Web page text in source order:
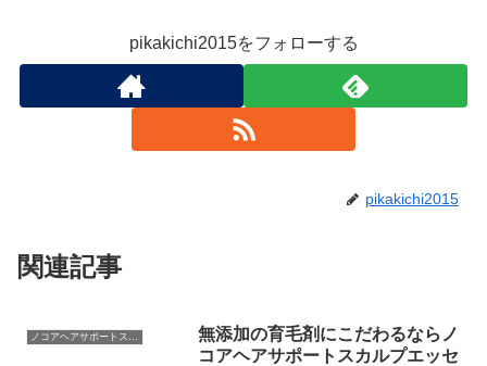
pikakichi2015をフォローする
pikakichi2015
関連記事
無添加の育毛剤にこだわるならノ
コアヘアサポートスカルプエッセ